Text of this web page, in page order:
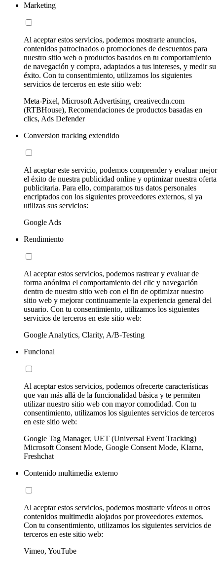
Marketing
Al aceptar estos servicios, podemos mostrarte anuncios,
contenidos patrocinados o promociones de descuentos para
nuestro sitio web o productos basados en tu comportamiento
de navegación y compra, adaptados a tus intereses, y medir su
éxito. Con tu consentimiento, utilizamos los siguientes
servicios de terceros en este sitio web:
Meta-Pixel, Microsoft Advertising, creativecdn.com
(RTBHouse), Recomendaciones de productos basadas en
clics, Ads Defender
Conversion tracking extendido
Al aceptar este servicio, podemos comprender y evaluar mejor
el éxito de nuestra publicidad online y optimizar nuestra oferta
publicitaria. Para ello, comparamos tus datos personales
encriptados con los siguientes proveedores externos, si ya
utilizas sus servicios:
Google Ads
Rendimiento
Al aceptar estos servicios, podemos rastrear y evaluar de
forma anónima el comportamiento del clic y navegación
dentro de nuestro sitio web con el fin de optimizar nuestro
sitio web y mejorar continuamente la experiencia general del
usuario. Con tu consentimiento, utilizamos los siguientes
servicios de terceros en este sitio web:
Google Analytics, Clarity, A/B-Testing
Funcional
Al aceptar estos servicios, podemos ofrecerte características
que van más allá de la funcionalidad básica y te permiten
utilizar nuestro sitio web con mayor comodidad. Con tu
consentimiento, utilizamos los siguientes servicios de terceros
en este sitio web:
Google Tag Manager, UET (Universal Event Tracking)
Microsoft Consent Mode, Google Consent Mode, Klarna,
Freshchat
Contenido multimedia externo
Al aceptar estos servicios, podemos mostrarte vídeos u otros
contenidos multimedia alojados por proveedores externos.
Con tu consentimiento, utilizamos los siguientes servicios de
terceros en este sitio web:
Vimeo, YouTube